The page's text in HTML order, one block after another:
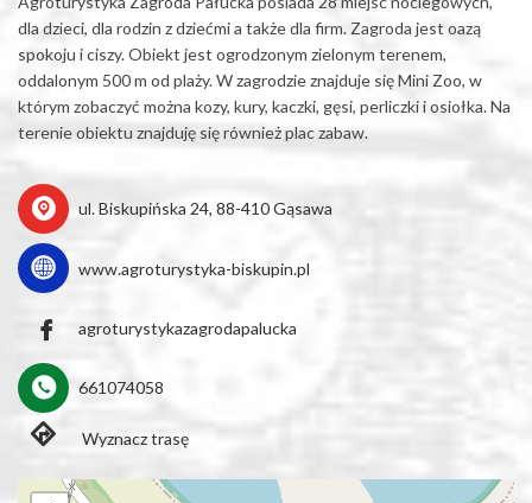
dla dzieci, dla rodzin z dziećmi a także dla firm. Zagroda jest oazą
spokoju i ciszy. Obiekt jest ogrodzonym zielonym terenem,
oddalonym 500 m od plaży. W zagrodzie znajduje się Mini Zoo, w
którym zobaczyć można kozy, kury, kaczki, gęsi, perliczki i osiołka. Na
terenie obiektu znajduję się również plac zabaw.
ul. Biskupińska 24, 88-410 Gąsawa
www.agroturystyka-biskupin.pl
agroturystykazagrodapalucka
661074058
Wyznacz trasę